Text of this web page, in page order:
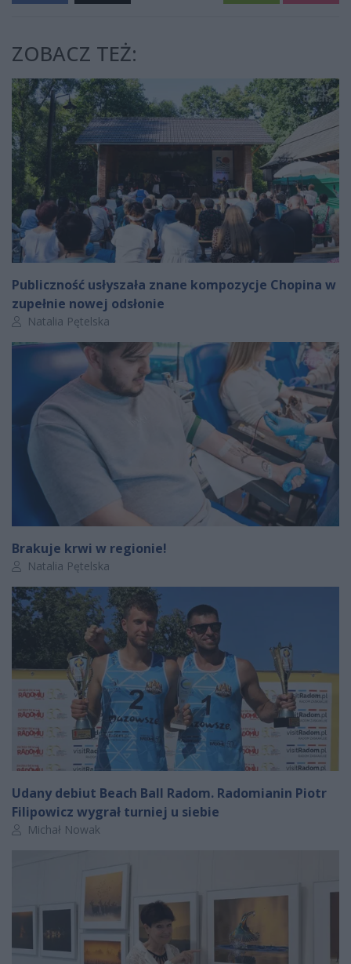
ZOBACZ TEŻ:
Publiczność usłyszała znane kompozycje Chopina w
zupełnie nowej odsłonie
Autor artykułu:
Natalia Pętelska
Brakuje krwi w regionie!
Autor artykułu:
Natalia Pętelska
Udany debiut Beach Ball Radom. Radomianin Piotr
Filipowicz wygrał turniej u siebie
Autor artykułu:
Michał Nowak